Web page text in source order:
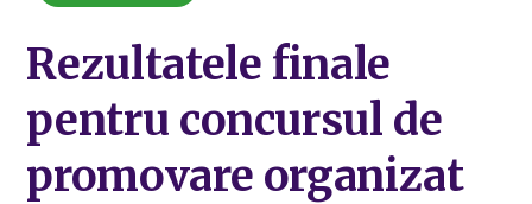
Rezultatele finale
pentru concursul de
promovare organizat